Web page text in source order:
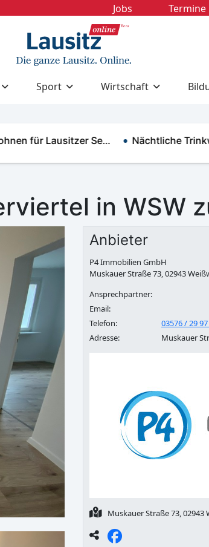
Jobs Termine
Sport Wirtschaft
für Lausitzer Se… Nächtliche
in WSW
Anbieter
P4 Immobilien GmbH
Muskauer Straße 73, 02943
Ansprechpartner:
Email:
Telefon:
03576 / 29
Adresse:
Muskauer
Muskauer Straße 73, 02943